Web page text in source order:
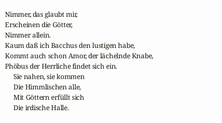
Nimmer, das glaubt mir,
Erscheinen die Götter,
Nimmer allein.
Kaum daß ich Bacchus den lustigen habe,
Kommt auch schon Amor, der lächelnde Knabe,
Phöbus der Herrliche findet sich ein.
     Sie nahen, sie kommen
     Die Himmlischen alle,
     Mit Göttern erfüllt sich
     Die irdische Halle.